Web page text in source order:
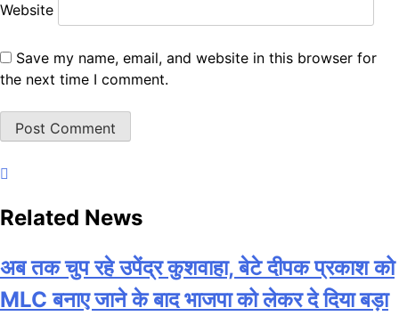
Website
Save my name, email, and website in this browser for
the next time I comment.
Related News
अब तक चुप रहे उपेंद्र कुशवाहा, बेटे दीपक प्रकाश को
MLC बनाए जाने के बाद भाजपा को लेकर दे दिया बड़ा